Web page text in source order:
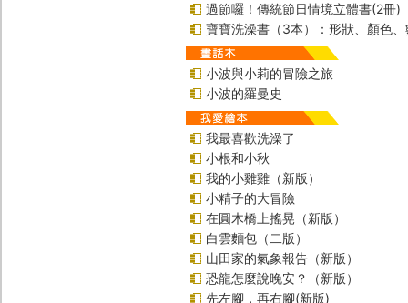
過節囉！傳統節日情境立體書(2冊)
寶寶洗澡書（3本）：形狀、顏色、
小波與小莉的冒險之旅
小波的羅曼史
我最喜歡洗澡了
小根和小秋
我的小雞雞（新版）
小精子的大冒險
在圓木橋上搖晃（新版）
白雲麵包（二版）
山田家的氣象報告（新版）
恐龍怎麼說晚安？（新版）
先左腳，再右腳(新版)